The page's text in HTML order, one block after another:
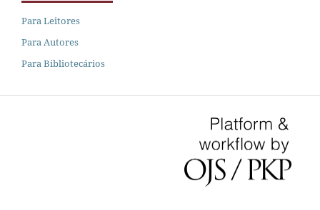
Para Leitores
Para Autores
Para Bibliotecários